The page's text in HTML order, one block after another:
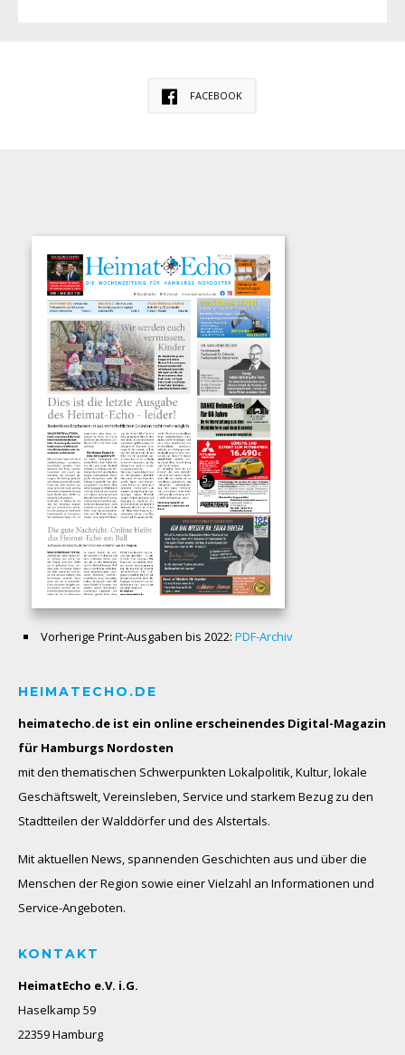
FACEBOOK
Vorherige Print-Ausgaben bis 2022: PDF-Archiv
HEIMATECHO.DE
heimatecho.de ist ein online erscheinendes Digital-Magazin
für Hamburgs Nordosten
mit den thematischen Schwerpunkten Lokalpolitik, Kultur, lokale
Geschäftswelt, Vereinsleben, Service und starkem Bezug zu den
Stadtteilen der Walddörfer und des Alstertals.
Mit aktuellen News, spannenden Geschichten aus und über die
Menschen der Region sowie einer Vielzahl an Informationen und
Service-Angeboten.
KONTAKT
HeimatEcho e.V. i.G.
Haselkamp 59
22359 Hamburg